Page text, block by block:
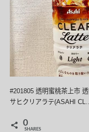
#201805 透明蜜桃茶上市
サヒクリアラテ(ASAHI CL…
0
SHARES